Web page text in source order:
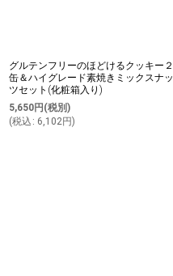
グルテンフリーのほどけるクッキー２
缶＆ハイグレード素焼きミックスナッ
ツセット(化粧箱入り)
5,650円 (税別)
(税込 : 6,102円)